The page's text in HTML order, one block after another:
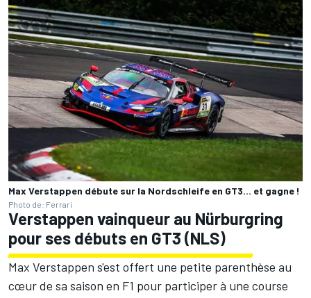
Max Verstappen débute sur la Nordschleife en GT3... et gagne !
Photo de: Ferrari
Verstappen vainqueur au Nürburgring
pour ses débuts en GT3 (NLS)
Max Verstappen s'est offert une petite parenthèse au
cœur de sa saison en F1 pour participer à une course